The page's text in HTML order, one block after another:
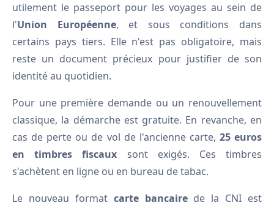
utilement le passeport pour les voyages au sein de
l'Union Européenne, et sous conditions dans
certains pays tiers. Elle n'est pas obligatoire, mais
reste un document précieux pour justifier de son
identité au quotidien.
Pour une première demande ou un renouvellement
classique, la démarche est gratuite. En revanche, en
cas de perte ou de vol de l'ancienne carte, 25 euros
en timbres fiscaux sont exigés. Ces timbres
s'achètent en ligne ou en bureau de tabac.
Le nouveau format carte bancairede la CNI est